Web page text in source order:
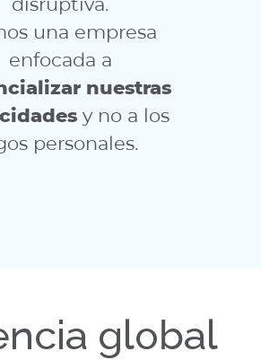
una empresa
enfocada a
nuestras
y no a los
personales.
global